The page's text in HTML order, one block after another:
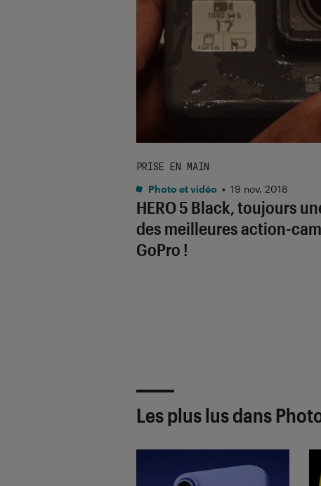
HERO 5 Black, toujours
des meilleures action-
GoPro !
PRISE EN MAIN
Photo et vidéo • 19 nov. 2018
Les plus lus dans